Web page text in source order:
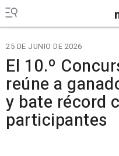
25 DE JUNIO DE 2026
El 10.º
reúne a
y bate récord
participantes